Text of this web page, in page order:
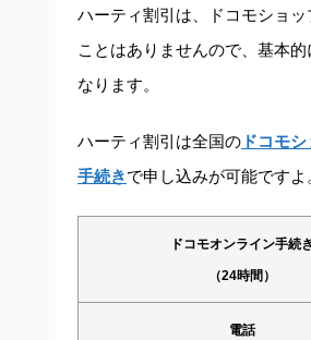
ハーティ割引は、ドコモショ
ことはありませんので、基本
なります。
ハーティ割引は全国の ドコモ
手続きで申し込みが可能ですよ
ドコモオンライン手続き
（24時間）
電話